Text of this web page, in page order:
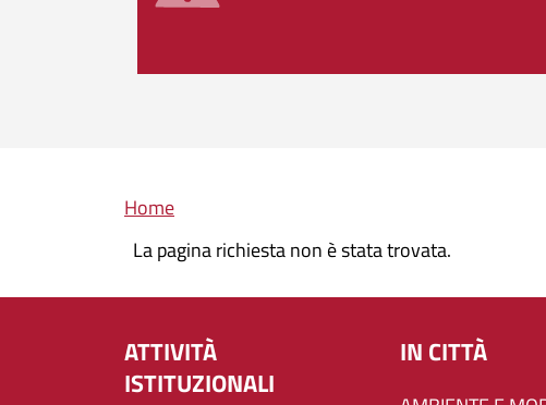
Briciole di pane
Home
La pagina richiesta non è stata trovata.
ATTIVITÀ
ISTITUZIONALI
IN CITTÀ